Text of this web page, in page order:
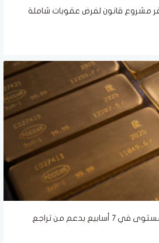
مشروع قانون لفرض عقوبات شاملة
أسعار الذهب تقفز لأعلى مستوى في 7 أسابيع بدعم من تراجع